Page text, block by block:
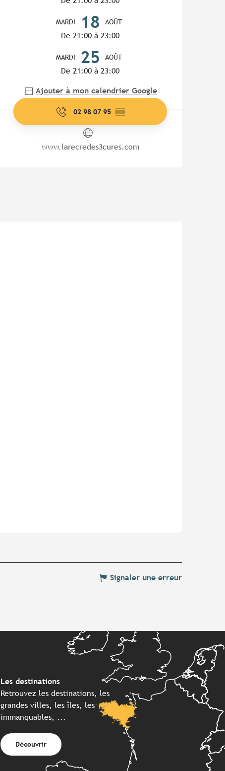
MARDI 18 AOÛT
De 21:00 à 23:00
MARDI 25 AOÛT
De 21:00 à 23:00
Ajouter à mon calendrier Google
02 98 07 95 ▒▒
www.larecredes3cures.com
Signaler une erreur
Les destinations
Retrouvez les destinations, les
grandes villes, les îles, les
immanquables, ...
Découvrir